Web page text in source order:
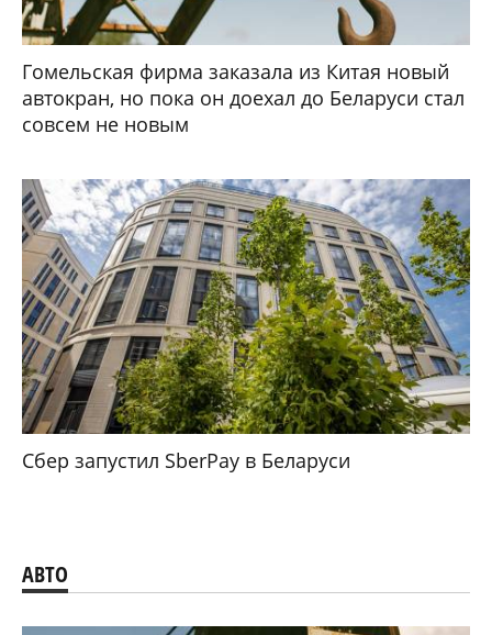
Гомельская фирма заказала из Китая новый
автокран, но пока он доехал до Беларуси стал
совсем не новым
Сбер запустил SberPay в Беларуси
АВТО